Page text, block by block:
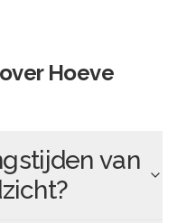
Hoeve
van
?